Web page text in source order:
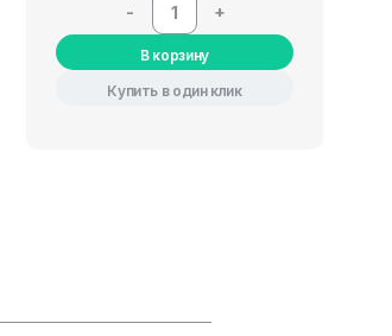
- +
В корзину
Купить в один клик